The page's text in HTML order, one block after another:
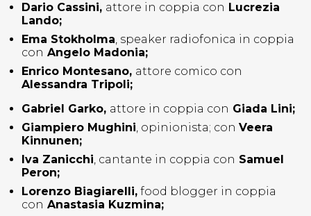
Dario Cassini, attore in coppia con Lucrezia
Lando;
Ema Stokholma, speaker radiofonica in coppia
con Angelo Madonia;
Enrico Montesano, attore comico con
Alessandra Tripoli;
Gabriel Garko, attore in coppia con Giada Lini;
Giampiero Mughini, opinionista; con Veera
Kinnunen;
Iva Zanicchi, cantante in coppia con Samuel
Peron;
Lorenzo Biagiarelli, food blogger in coppia
con Anastasia Kuzmina;